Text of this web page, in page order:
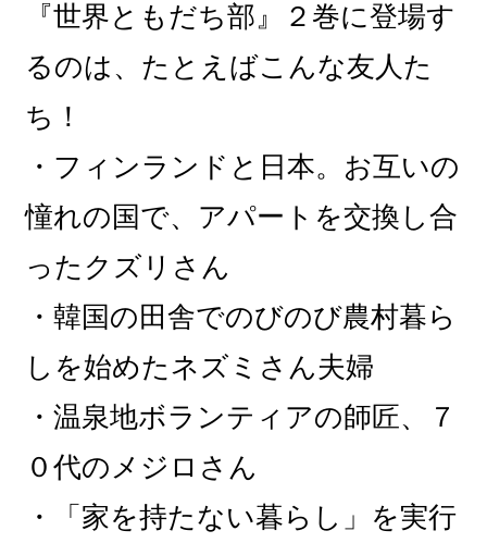
『世界ともだち部』２巻に登場す
るのは、たとえばこんな友人た
ち！
・フィンランドと日本。お互いの
憧れの国で、アパートを交換し合
ったクズリさん
・韓国の田舎でのびのび農村暮ら
しを始めたネズミさん夫婦
・温泉地ボランティアの師匠、７
０代のメジロさん
・「家を持たない暮らし」を実行